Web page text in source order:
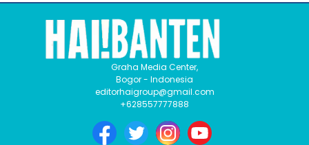
Graha Media Center,
Bogor - Indonesia
editorhaigroup@gmail.com
+628557777888